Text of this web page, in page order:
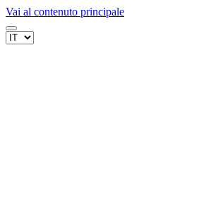
Vai al contenuto principale